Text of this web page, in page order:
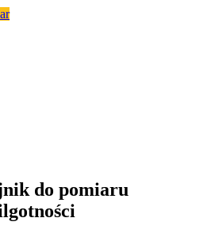
do pomiaru